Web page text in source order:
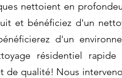
nettoient en
et bénéficiez d'un
d'un
résidentiel
de qualité! Nous